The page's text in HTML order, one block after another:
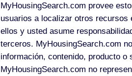
MyHousingSearch.com provee
usuarios a localizar otros recursos
ellos y usted asume
terceros. MyHousingSearch.com
información, contenido, producto
MyHousingSearch.com no